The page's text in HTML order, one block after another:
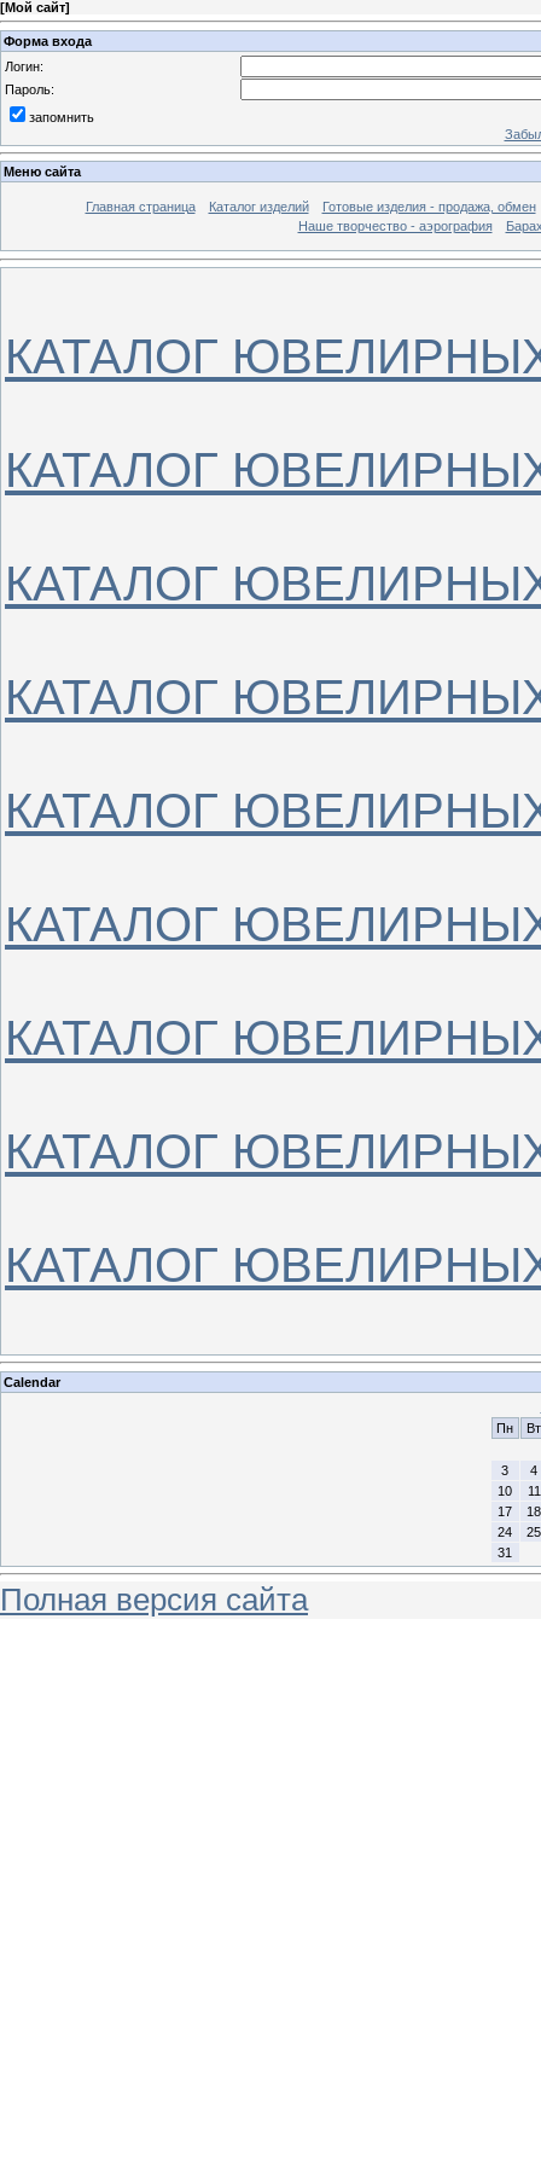
[Мой сайт]
Форма входа
Логин:
Пароль:
запомнить
Меню сайта
Главная страница Каталог изделий
Готовые изделия - продажа, обмен
Наше творчество - аэрография
КАТАЛОГ
КАТАЛОГ
КАТАЛОГ
КАТАЛОГ
КАТАЛОГ
КАТАЛОГ
КАТАЛОГ
КАТАЛОГ
КАТАЛОГ
Calendar
Пн
Вт
3
4
10
11
17
18
24
25
31
Полная версия сайта